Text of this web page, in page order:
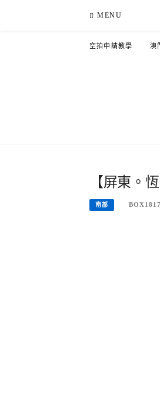
MENU
空拍申請教學 澳
【屏東。
南部 BOX1817